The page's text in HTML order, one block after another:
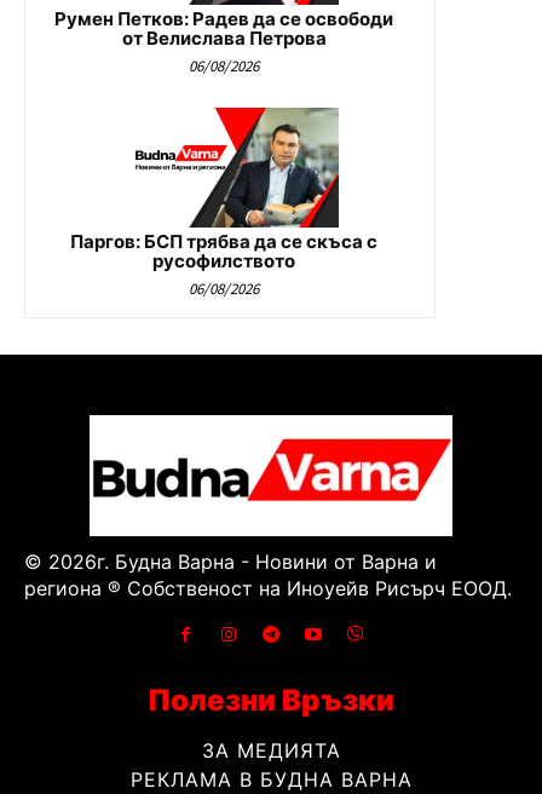
Румен Петков: Радев да се освободи
от Велислава Петрова
06/08/2026
Паргов: БСП трябва да се скъса с
русофилството
06/08/2026
© 2026г. Будна Варна - Новини от Варна и
региона ® Собственост на Иноуейв Рисърч ЕООД.
Полезни Връзки
ЗА МЕДИЯТА
РЕКЛАМА В БУДНА ВАРНА